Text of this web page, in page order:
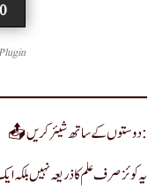
📤 دوستوں کے ساتھ شیئر کریں:
یہ کوئز صرف علم کا ذریعہ نہیں بلکہ